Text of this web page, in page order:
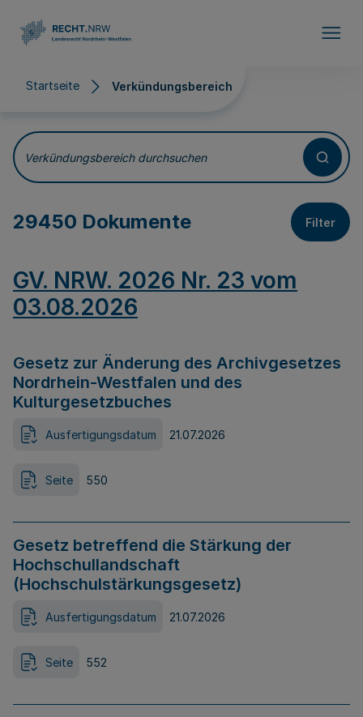
Startseite Verkündungsbereich
Verkündungsbereich
Verkündungsbereich durchsuchen
29450 Dokumente Filter
GV. NRW. 2026 Nr. 23 vom
03.08.2026
Gesetz zur Änderung des Archivgesetzes
Nordrhein-Westfalen und des
Kulturgesetzbuches
Ausfertigungsdatum 21.07.2026
Seite 550
Gesetz betreffend die Stärkung der
Hochschullandschaft
(Hochschulstärkungsgesetz)
Ausfertigungsdatum 21.07.2026
Seite 552